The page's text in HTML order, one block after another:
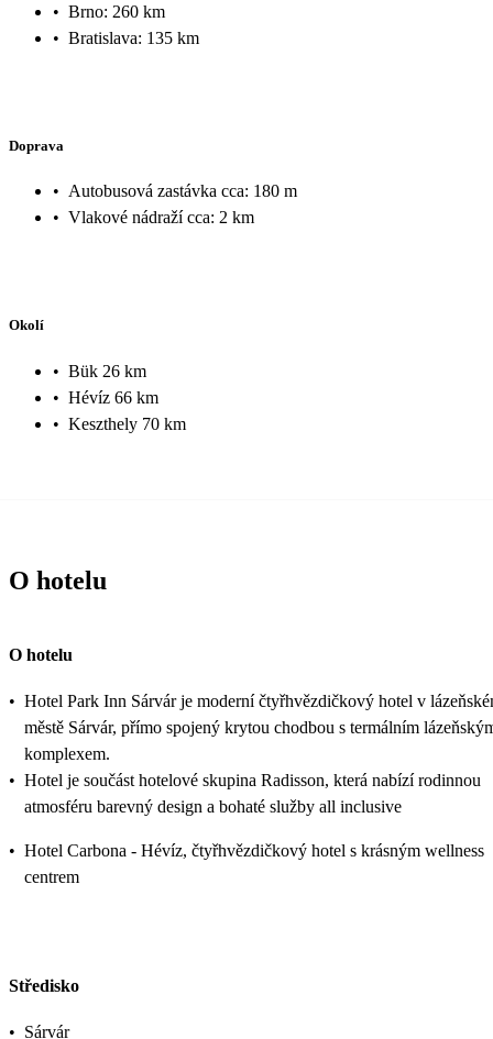
• Brno: 260 km
• Bratislava: 135 km
Doprava
• Autobusová zastávka cca: 180 m
• Vlakové nádraží cca: 2 km
Okolí
• Bük 26 km
• Hévíz 66 km
• Keszthely 70 km
O hotelu
O hotelu
• Hotel Park Inn Sárvár je moderní čtyřhvězdičkový hotel v
městě Sárvár, přímo spojený krytou chodbou s termálním
komplexem.
• Hotel je součást hotelové skupina Radisson, která nabízí rodinnou
atmosféru barevný design a bohaté služby all inclusive
• Hotel Carbona - Hévíz, čtyřhvězdičkový hotel s krásným wellness
centrem
Středisko
• Sárvár